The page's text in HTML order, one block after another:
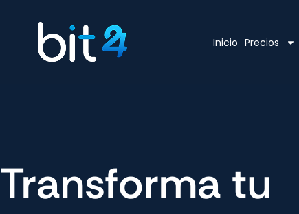
Inicio Precios
Transforma tu